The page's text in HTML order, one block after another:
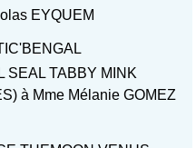
EYQUEM
SEAL TABBY MINK
à Mme Mélanie GOMEZ